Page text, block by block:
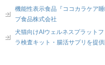
機能性表示食品『ココカラケア
プ食品株式会社
犬猫向けAIウェルネスプラット
ラ検査キット・腸活サプリを提